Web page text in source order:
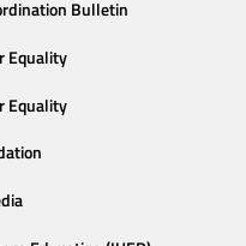
Bulletin
Equality
Equality